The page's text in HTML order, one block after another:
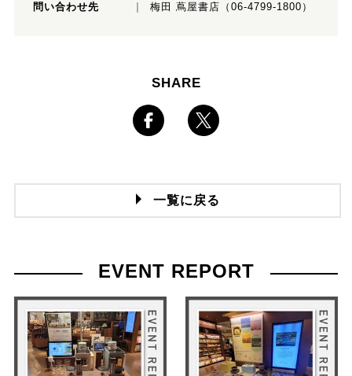
問い合わせ先 梅田 蔦屋書店（06-4799-1800）
SHARE
一覧に戻る
EVENT REPORT